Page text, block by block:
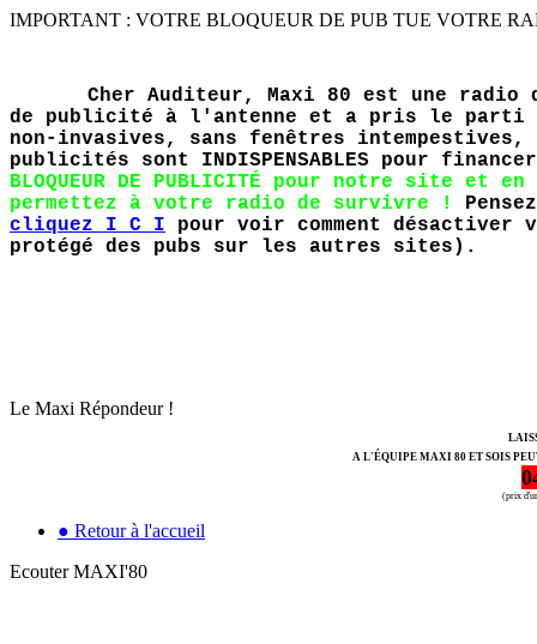
IMPORTANT : VOTRE BLOQUEUR DE PUB TUE VOTRE
Cher Auditeur, Maxi 80 est une
de publicité à l'antenne et a pris le parti
non-invasives, sans fenêtres intempestives,
publicités sont INDISPENSABLES pour
BLOQUEUR DE PUBLICITÉ pour notre site
permettez à votre radio de survivre !
cliquez I C I pour voir comment désactiver
protégé des pubs sur les autres sites).
Le Maxi Répondeur !
A L'ÉQUIPE MAXI 80 ET SOIS
(prix
● Retour à l'accueil
Ecouter MAXI'80